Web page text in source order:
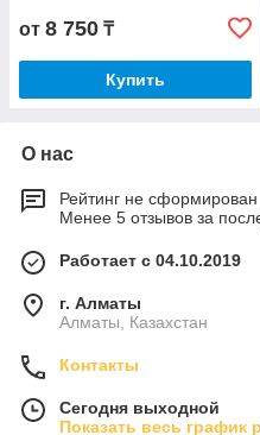
от 8 750 ₸
Купить
О нас
Рейтинг не сформирован
Менее 5 отзывов за
Работает с 04.10.2019
г. Алматы
Алматы, Казахстан
Контакты
Сегодня выходной
Показать весь график